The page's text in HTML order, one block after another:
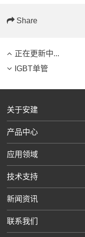
Share
正在更新中...
IGBT单管
关于安建
产品中心
应用领域
技术支持
新闻资讯
联系我们